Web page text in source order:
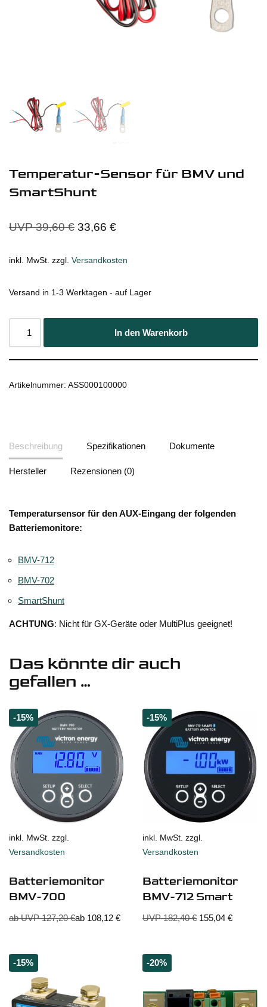
Temperatur-Sensor für BMV und
SmartShunt
UVP39,60€ 33,66 €
inkl. MwSt. zzgl. Versandkosten
Versand in 1-3 Werktagen - auf Lager
In den Warenkorb
Artikelnummer: ASS000100000
Beschreibung Spezifikationen Dokumente
Hersteller Rezensionen (0)
Temperatursensor für den AUX-Eingang der folgenden
Batteriemonitore:
BMV-712
BMV-702
SmartShunt
ACHTUNG: Nicht für GX-Geräte oder MultiPlus geeignet!
Das könnte dir auch
gefallen …
-15%
inkl. MwSt. zzgl.
Versandkosten
Batteriemonitor
BMV-700
ab UVP127,20€ab 108,12 €
-15%
inkl. MwSt. zzgl.
Versandkosten
Batteriemonitor
BMV-712 Smart
UVP182,40€ 155,04 €
-15% -20%